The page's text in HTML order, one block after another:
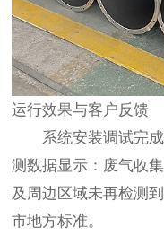
运行效果与客户反馈
系统安装调试完
测数据显示：废气收
及周边区域未再检测
市地方标准。